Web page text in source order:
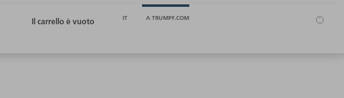
IT A TRUMPF.COM